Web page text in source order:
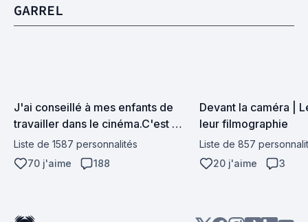
GARREL
J'ai conseillé à mes enfants de
travailler dans le cinéma.C'est
bien payé et on est nourri à midi
Liste de 1587 personnalités
70 j'aime
188
Devant la caméra |
leur filmographie
Liste de 857
20 j'aime
3